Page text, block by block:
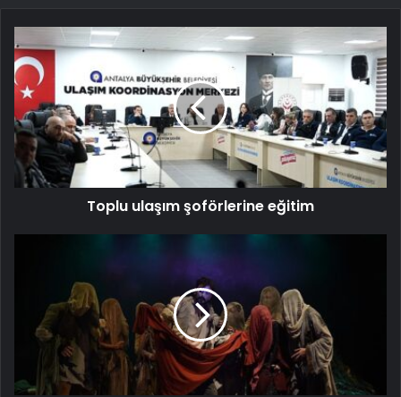
Toplu ulaşım şoförlerine eğitim